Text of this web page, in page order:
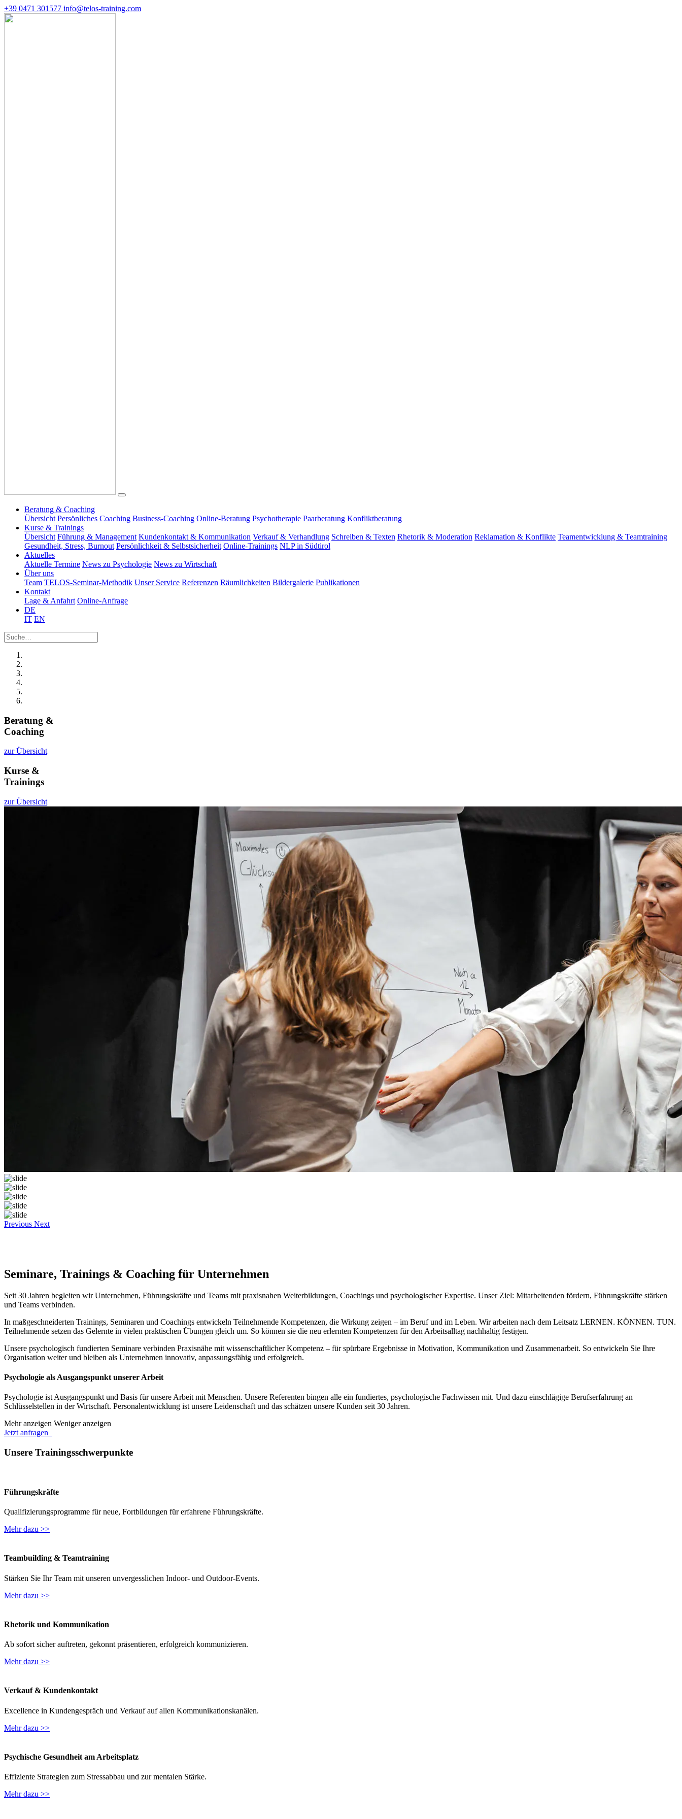
+39 0471 301577 info@telos-training.com
Beratung & Coaching
Übersicht Persönliches Coaching Business-Coaching Online-Beratung Psychotherapie Paarberatung Konfliktberatung
Kurse & Trainings
Übersicht Führung & Management Kundenkontakt & Kommunikation Verkauf & Verhandlung Schreiben & Texten Rhetorik & Moderation Reklamation & Konflikte Teamentwicklung & Teamtraining
Gesundheit, Stress, Burnout Persönlichkeit & Selbstsicherheit Online-Trainings NLP in Südtirol
Aktuelles
Aktuelle Termine News zu Psychologie News zu Wirtschaft
Über uns
Team TELOS-Seminar-Methodik Unser Service Referenzen Räumlichkeiten Bildergalerie Publikationen
Kontakt
Lage & Anfahrt Online-Anfrage
DE
IT EN
Beratung &
Coaching
zur Übersicht
Kurse &
Trainings
zur Übersicht
Previous Next
Seminare, Trainings & Coaching für Unternehmen
Seit 30 Jahren begleiten wir Unternehmen, Führungskräfte und Teams mit praxisnahen Weiterbildungen, Coachings und psychologischer Expertise. Unser Ziel: Mitarbeitenden fördern, Führungskräfte stärken
und Teams verbinden.
In maßgeschneiderten Trainings, Seminaren und Coachings entwickeln Teilnehmende Kompetenzen, die Wirkung zeigen – im Beruf und im Leben. Wir arbeiten nach dem Leitsatz LERNEN. KÖNNEN. TUN.
Teilnehmende setzen das Gelernte in vielen praktischen Übungen gleich um. So können sie die neu erlernten Kompetenzen für den Arbeitsalltag nachhaltig festigen.
Unsere psychologisch fundierten Seminare verbinden Praxisnähe mit wissenschaftlicher Kompetenz – für spürbare Ergebnisse in Motivation, Kommunikation und Zusammenarbeit. So entwickeln Sie Ihre
Organisation weiter und bleiben als Unternehmen innovativ, anpassungsfähig und erfolgreich.
Psychologie als Ausgangspunkt unserer Arbeit
Psychologie ist Ausgangspunkt und Basis für unsere Arbeit mit Menschen. Unsere Referenten bingen alle ein fundiertes, psychologische Fachwissen mit. Und dazu einschlägige Berufserfahrung an
Schlüsselstellen in der Wirtschaft. Personalentwicklung ist unsere Leidenschaft und das schätzen unsere Kunden seit 30 Jahren.
Mehr anzeigen Weniger anzeigen
Jetzt anfragen
Unsere Trainingsschwerpunkte
Führungskräfte
Qualifizierungsprogramme für neue, Fortbildungen für erfahrene Führungskräfte.
Mehr dazu >>
Teambuilding & Teamtraining
Stärken Sie Ihr Team mit unseren unvergesslichen Indoor- und Outdoor-Events.
Mehr dazu >>
Rhetorik und Kommunikation
Ab sofort sicher auftreten, gekonnt präsentieren, erfolgreich kommunizieren.
Mehr dazu >>
Verkauf & Kundenkontakt
Excellence in Kundengespräch und Verkauf auf allen Kommunikationskanälen.
Mehr dazu >>
Psychische Gesundheit am Arbeitsplatz
Effiziente Strategien zum Stressabbau und zur mentalen Stärke.
Mehr dazu >>